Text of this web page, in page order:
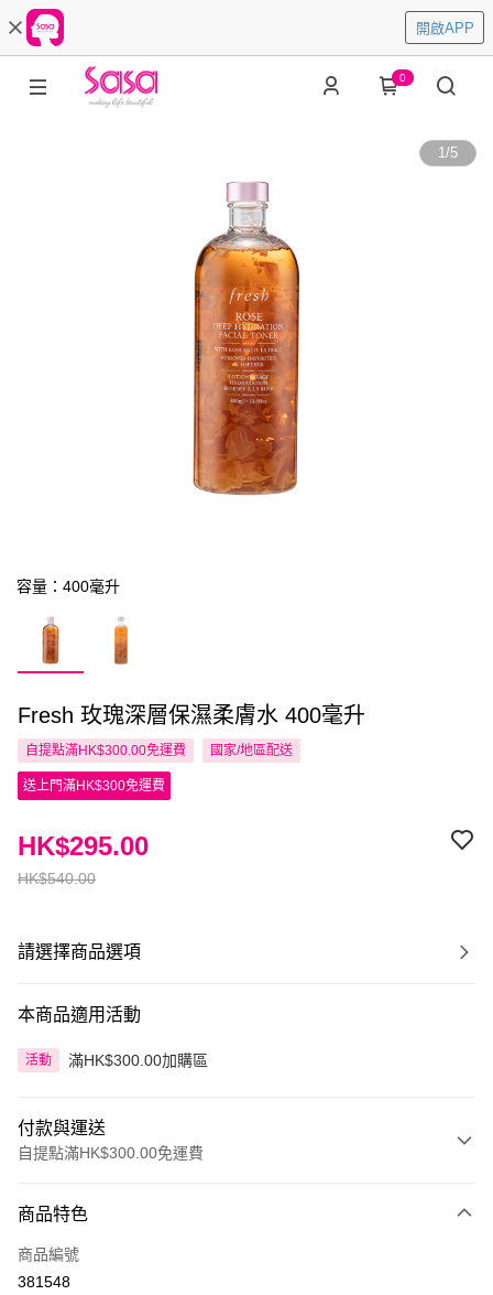
開啟APP
0
1/5
容量：400毫升
Fresh 玫瑰深層保濕柔膚水 400毫升
自提點滿HK$300.00免運費 國家/地區配送
送上門滿HK$300免運費
HK$540.00
HK$295.00
請選擇商品選項
本商品適用活動
活動 滿HK$300.00加購區
付款與運送
自提點滿HK$300.00免運費
信用卡
Apple Pay
商品特色
商品編號
381548